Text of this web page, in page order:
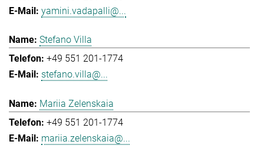
yamini.vadapalli@...
Stefano Villa
+49 551 201-1774
stefano.villa@...
Mariia Zelenskaia
+49 551 201-1774
mariia.zelenskaia@...